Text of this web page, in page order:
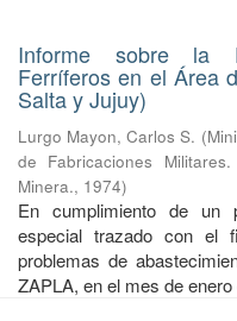
Informe sobre la
Ferríferos en el Área
Salta y Jujuy)
Lurgo Mayon, Carlos S. (
de Fabricaciones
Minera., 1974)
En cumplimiento de un
especial trazado con el
problemas de
ZAPLA, en el mes de